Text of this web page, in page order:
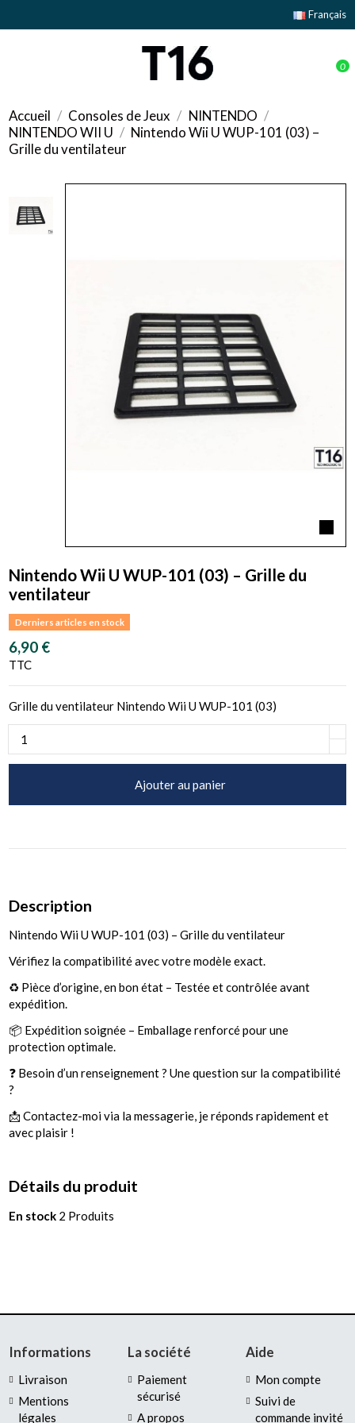
Français
0
Accueil Consoles de Jeux
NINTENDO
NINTENDO WII U
Nintendo Wii U WUP-101 (03) –
Grille du ventilateur
Nintendo Wii U WUP-101 (03) – Grille du
ventilateur
Derniers articles en stock
6,90 €
TTC
Grille du ventilateur Nintendo Wii U WUP-101 (03)
Ajouter au panier
Description
Nintendo Wii U WUP-101 (03) – Grille du ventilateur
Vérifiez la compatibilité avec votre modèle exact.
♻️ Pièce d’origine, en bon état – Testée et contrôlée avant
expédition.
📦 Expédition soignée – Emballage renforcé pour une
protection optimale.
❓ Besoin d’un renseignement ? Une question sur la compatibilité
?
📩 Contactez-moi via la messagerie, je réponds rapidement et
avec plaisir !
Détails du produit
En stock 2 Produits
Informations
Livraison
Mentions
légales
La société
Paiement
sécurisé
A propos
Aide
Mon compte
Suivi de
commande invité